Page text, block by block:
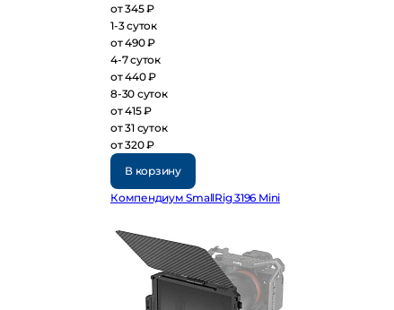
от 345 ₽
1-3 суток
от 490 ₽
4-7 суток
от 440 ₽
8-30 суток
от 415 ₽
от 31 суток
от 320 ₽
В корзину
Компендиум SmallRig 3196 Mini